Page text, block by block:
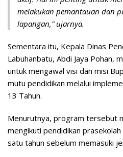
melakukan pemantauan dan
lapangan,” ujarnya.
Sementara itu, Kepala Dinas
Labuhanbatu, Abdi Jaya Pohan,
untuk mengawal visi dan misi
mutu pendidikan melalui
13 Tahun.
Menurutnya, program tersebut
mengikuti pendidikan
satu tahun sebelum memasuki